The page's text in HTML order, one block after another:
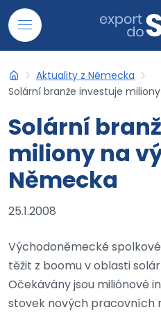
Přejít na obsah
Hledat
Export do SRN
Aktuality z Německa
Solární branže investuje
Solární
miliony na
Německa
25.1.2008
Východoněmecké
těžit z boomu v oblasti
Očekávány jsou miliónové
stovek nových pracovních